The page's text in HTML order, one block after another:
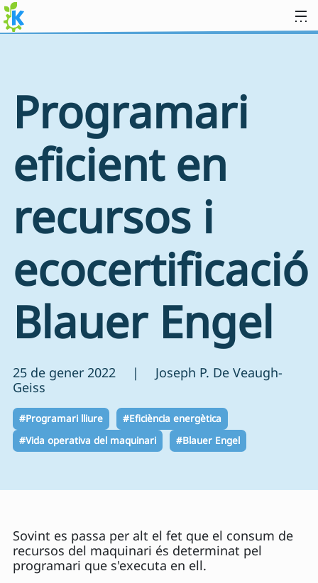
Salta al contingut
Programari
eficient en
recursos i
ecocertificació
Blauer Engel
25 de gener 2022 | Joseph P. De Veaugh-
Geiss
#Programari lliure
#Eficiència energètica
#Vida operativa del maquinari
#Blauer Engel
Sovint es passa per alt el fet que el consum de
recursos del maquinari és determinat pel
programari que s'executa en ell.